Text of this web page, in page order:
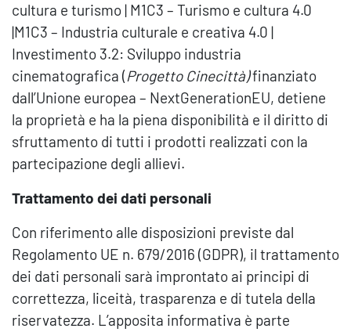
cultura e turismo | M1C3 – Turismo e cultura 4.0
|M1C3 – Industria culturale e creativa 4.0 |
Investimento 3.2: Sviluppo industria
cinematografica (Progetto Cinecittà)finanziato
dall’Unione europea – NextGenerationEU, detiene
la proprietà e ha la piena disponibilità e il diritto di
sfruttamento di tutti i prodotti realizzati con la
partecipazione degli allievi.
Trattamento dei dati personali
Con riferimento alle disposizioni previste dal
Regolamento UE n. 679/2016 (GDPR), il trattamento
dei dati personali sarà improntato ai principi di
correttezza, liceità, trasparenza e di tutela della
riservatezza. L’apposita informativa è parte